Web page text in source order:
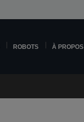
ROBOTS À PROPOS